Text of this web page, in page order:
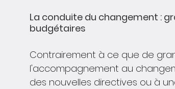
La conduite du changement :
budgétaires
Contrairement à ce que de
l'accompagnement au
des nouvelles directives ou à